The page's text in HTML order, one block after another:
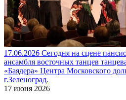
17.06.2026 Сегодня на сцене
ансамбля восточных танцев
«Баядера» Центра Московского
г.Зеленоград.
17 июня 2026